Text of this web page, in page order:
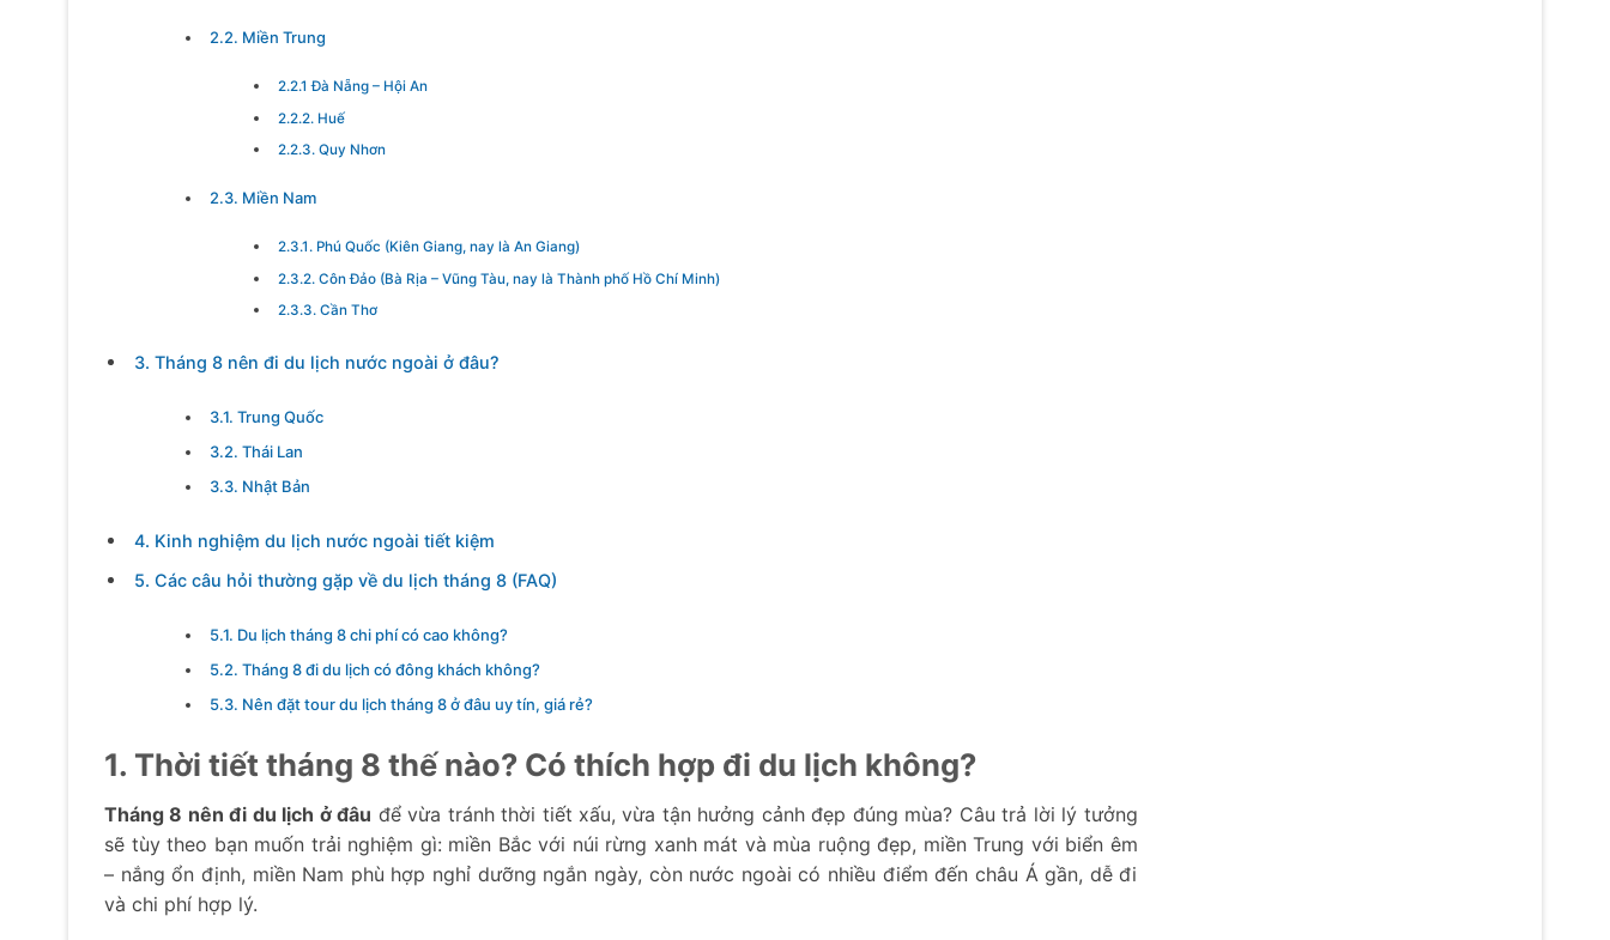
2.2. Miền Trung
2.2.1 Đà Nẵng – Hội An
2.2.2. Huế
2.2.3. Quy Nhơn
2.3. Miền Nam
2.3.1. Phú Quốc (Kiên Giang, nay là An Giang)
2.3.2. Côn Đảo (Bà Rịa – Vũng Tàu, nay là Thành phố Hồ Chí Minh)
2.3.3. Cần Thơ
3. Tháng 8 nên đi du lịch nước ngoài ở đâu?
3.1. Trung Quốc
3.2. Thái Lan
3.3. Nhật Bản
4. Kinh nghiệm du lịch nước ngoài tiết kiệm
5. Các câu hỏi thường gặp về du lịch tháng 8 (FAQ)
5.1. Du lịch tháng 8 chi phí có cao không?
5.2. Tháng 8 đi du lịch có đông khách không?
5.3. Nên đặt tour du lịch tháng 8 ở đâu uy tín, giá rẻ?
1. Thời tiết tháng 8 thế nào? Có thích hợp đi du lịch không?
Tháng 8 nên đi du lịch ở đâu để vừa tránh thời tiết xấu, vừa tận hưởng cảnh đẹp đúng mùa? Câu trả lời lý tưởng
sẽ tùy theo bạn muốn trải nghiệm gì: miền Bắc với núi rừng xanh mát và mùa ruộng đẹp, miền Trung với biển êm
– nắng ổn định, miền Nam phù hợp nghỉ dưỡng ngắn ngày, còn nước ngoài có nhiều điểm đến châu Á gần, dễ đi
và chi phí hợp lý.